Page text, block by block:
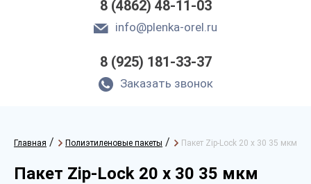
8 (4862) 48-11-03
info@plenka-orel.ru
8 (925) 181-33-37
Заказать звонок
Главная / Полиэтиленовые пакеты / Пакет Zip-Lock 20 х 30 35 мкм
Пакет Zip-Lock 20 х 30 35 мкм